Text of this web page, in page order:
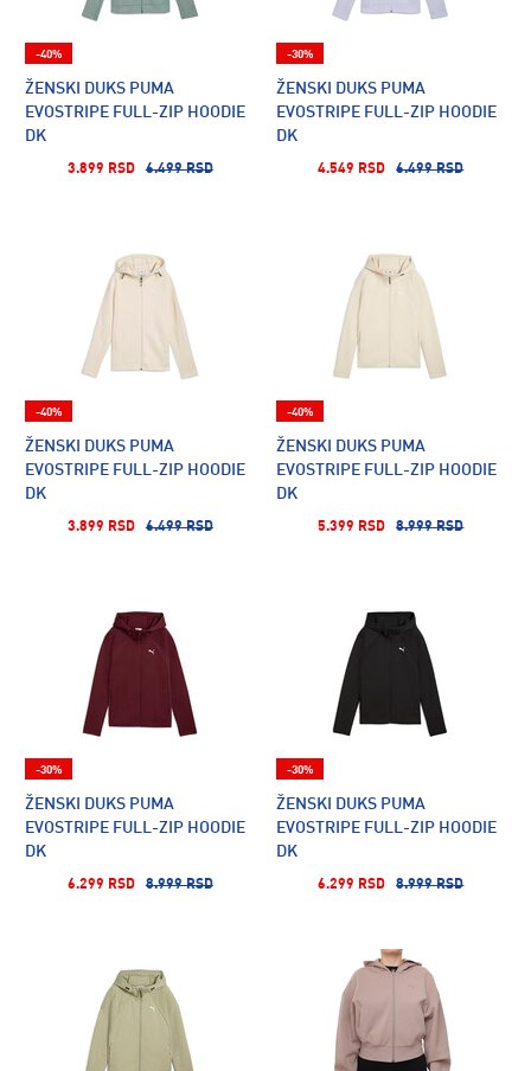
ŽENSKI DUKS PUMA
EVOSTRIPE FULL-ZIP HOODIE
DK
3.899 RSD 6.499 RSD
-40%
ŽENSKI DUKS PUMA
EVOSTRIPE FULL-ZIP HOODIE
DK
4.549 RSD 6.499 RSD
-30%
ŽENSKI DUKS PUMA
EVOSTRIPE FULL-ZIP HOODIE
DK
3.899 RSD 6.499 RSD
-40%
ŽENSKI DUKS PUMA
EVOSTRIPE FULL-ZIP HOODIE
DK
5.399 RSD 8.999 RSD
-40%
ŽENSKI DUKS PUMA
EVOSTRIPE FULL-ZIP HOODIE
DK
6.299 RSD 8.999 RSD
-30%
ŽENSKI DUKS PUMA
EVOSTRIPE FULL-ZIP HOODIE
DK
6.299 RSD 8.999 RSD
-30%